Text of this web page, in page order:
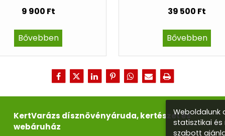
9 900 Ft
Bővebben
39 500 Ft
Bővebben
KertVarázs dísznövényáruda, kertészet és
webáruház
Weboldalunk
statisztikai
szabott